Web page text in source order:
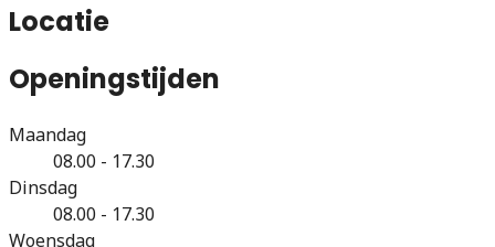
Locatie
Openingstijden
Maandag
08.00 - 17.30
Dinsdag
08.00 - 17.30
Woensdag